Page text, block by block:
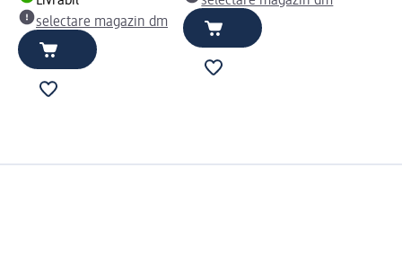
selectare magazin dm